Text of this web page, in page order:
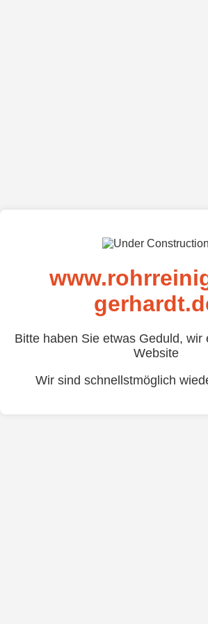
Bitte haben Sie etwas Geduld, wir
Website
Wir sind schnellstmöglich